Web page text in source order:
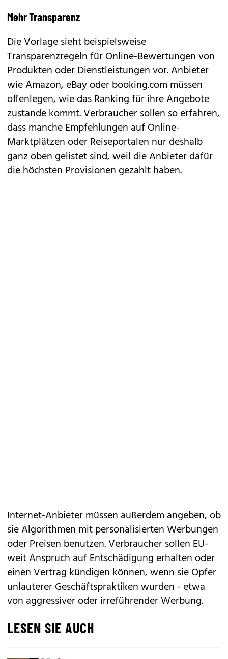
Mehr Transparenz
Die Vorlage sieht beispielsweise
Transparenzregeln fürOnline-Bewertungenvon
Produkten oder Dienstleistungen vor. Anbieter
wie Amazon, eBay oder booking.com müssen
offenlegen, wie das Ranking für ihre Angebote
zustande kommt. Verbraucher sollen so erfahren,
dass manche Empfehlungen auf Online-
Marktplätzen oder Reiseportalen nur deshalb
ganz oben gelistet sind, weil die Anbieter dafür
die höchsten Provisionen gezahlt haben.
Internet-Anbieter müssen außerdem angeben, ob
sieAlgorithmen mit personalisierten Werbungen
oder Preisen benutzen. Verbraucher sollen EU-
weit Anspruch auf Entschädigung erhalten oder
einen Vertrag kündigen können, wenn sie Opfer
unlauterer Geschäftspraktiken wurden - etwa
von aggressiver oder irreführender Werbung.
LESEN SIE AUCH